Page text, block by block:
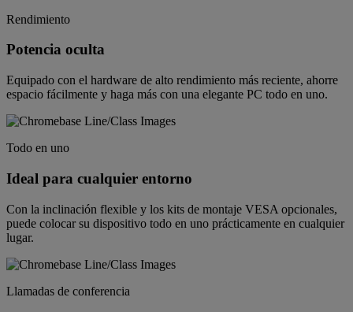
Rendimiento
Potencia oculta
Equipado con el hardware de alto rendimiento más reciente, ahorre
espacio fácilmente y haga más con una elegante PC todo en uno.
Todo en uno
Ideal para cualquier entorno
Con la inclinación flexible y los kits de montaje VESA opcionales,
puede colocar su dispositivo todo en uno prácticamente en cualquier
lugar.
Llamadas de conferencia